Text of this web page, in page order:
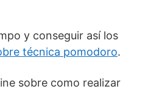
y conseguir así los
técnica pomodoro.
sobre como realizar